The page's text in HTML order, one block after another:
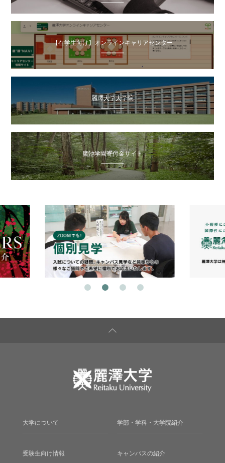
【在学生向け】オンラインキャリアセンター
麗澤大学大学院
廣池学園寄付金サイト
大学について 学部・学科・大学院紹介
受験生向け情報 キャンパスの紹介